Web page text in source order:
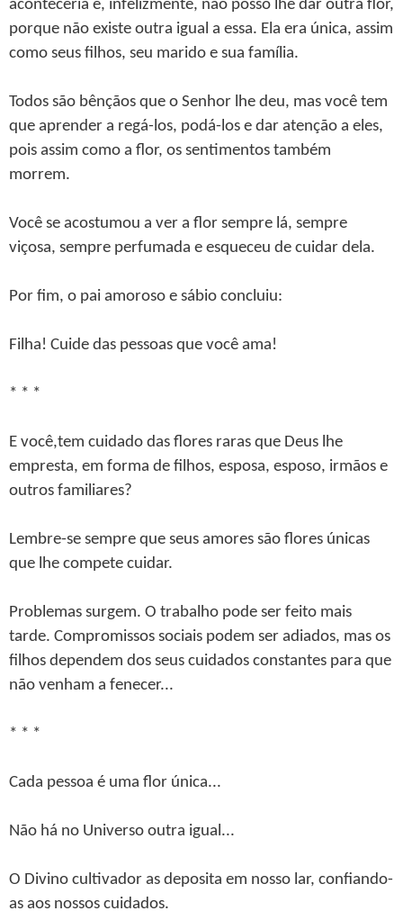
aconteceria e, infelizmente, não posso lhe dar outra flor,
porque não existe outra igual a essa. Ela era única, assim
como seus filhos, seu marido e sua família.
Todos são bênçãos que o Senhor lhe deu, mas você tem
que aprender a regá-los, podá-los e dar atenção a eles,
pois assim como a flor, os sentimentos também
morrem.
Você se acostumou a ver a flor sempre lá, sempre
viçosa, sempre perfumada e esqueceu de cuidar dela.
Por fim, o pai amoroso e sábio concluiu:
Filha! Cuide das pessoas que você ama!
* * *
E você,tem cuidado das flores raras que Deus lhe
empresta, em forma de filhos, esposa, esposo, irmãos e
outros familiares?
Lembre-se sempre que seus amores são flores únicas
que lhe compete cuidar.
Problemas surgem. O trabalho pode ser feito mais
tarde. Compromissos sociais podem ser adiados, mas os
filhos dependem dos seus cuidados constantes para que
não venham a fenecer...
* * *
Cada pessoa é uma flor única...
Não há no Universo outra igual...
O Divino cultivador as deposita em nosso lar, confiando-
as aos nossos cuidados.